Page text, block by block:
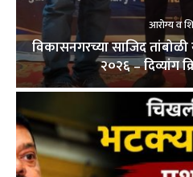
आरोग्य व
विकासनगरच्या साजिद तांबोळी
२०२६ – दिव्यांग